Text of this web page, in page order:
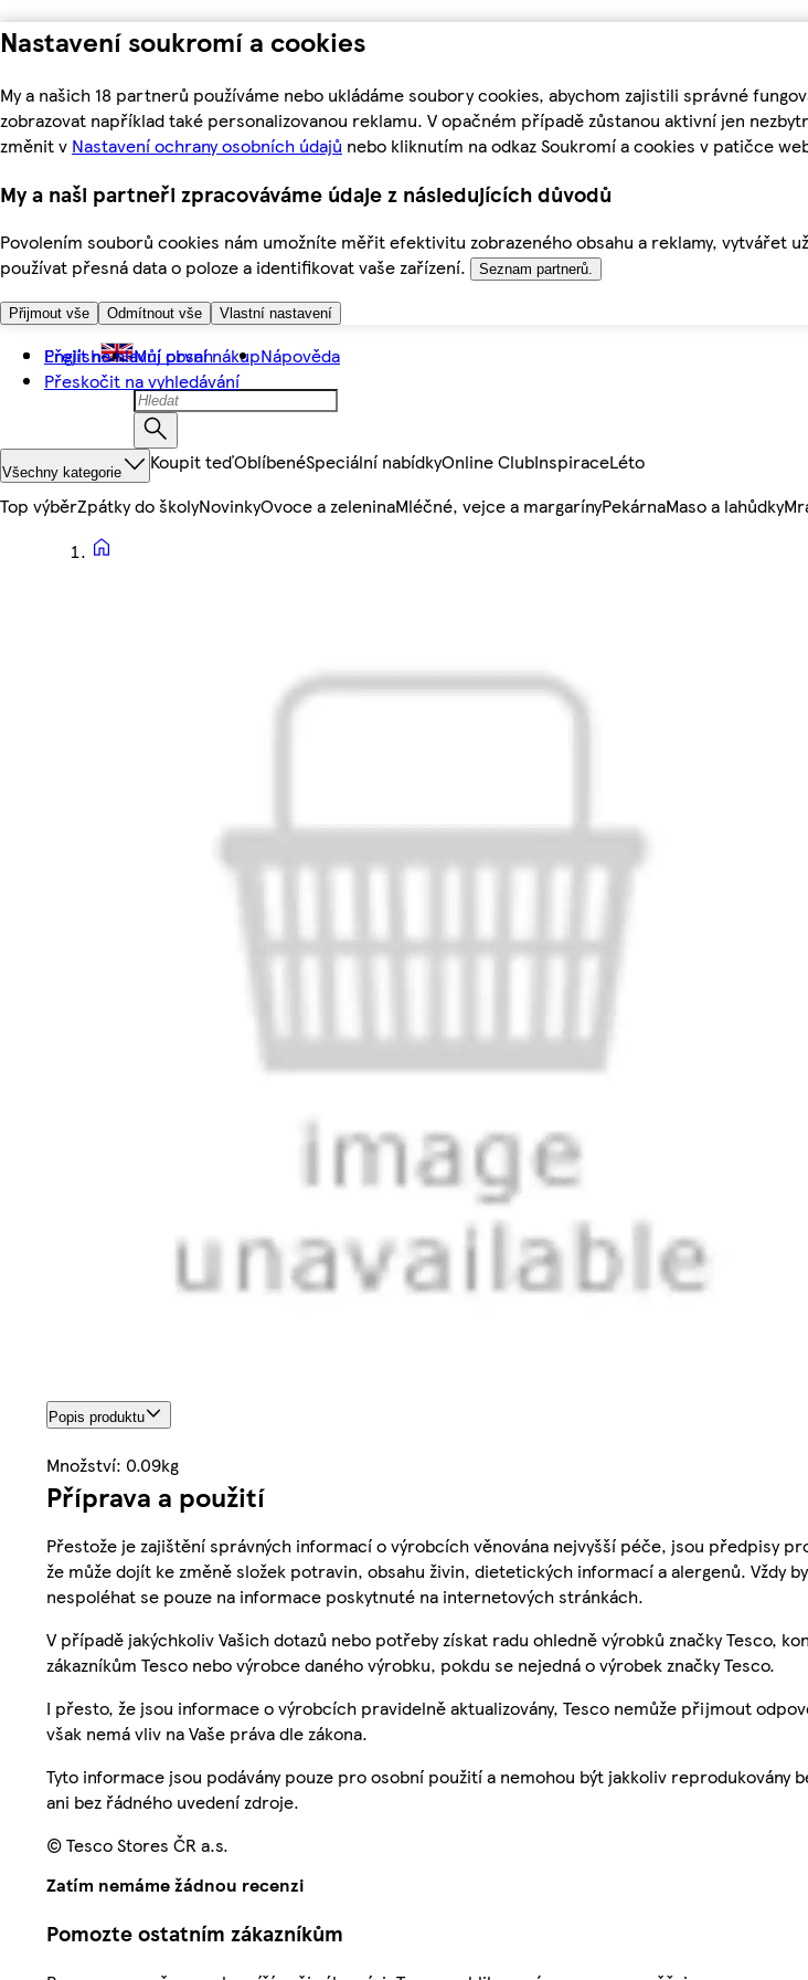
Nastavení soukromí a cookies
My a našich 18 partnerů používáme nebo ukládáme soubory cookies, abychom zajistili správné
zobrazovat například také personalizovanou reklamu. V opačném případě zůstanou aktivní jen
změnit v Nastavení ochrany osobních údajů nebo kliknutím na odkaz Soukromí a cookies v patičce
My a naši partneři zpracováváme údaje z následujících důvodů
Povolením souborů cookies nám umožníte měřit efektivitu zobrazeného obsahu a reklamy,
používat přesná data o poloze a identifikovat vaše zařízení.
Seznam partnerů.
Přijmout vše Odmítnout vše Vlastní nastavení
Přejít na hlavní obsah
Přeskočit na vyhledávání
English Můj první nákupNápověda
Všechny kategorie Koupit teďOblíbenéSpeciální nabídkyOnline ClubInspiraceLéto
Top výběrZpátky do školyNovinkyOvoce a zeleninaMléčné, vejce a margarínyPekárnaMaso a lahůdky
Popis produktu
Množství: 0.09kg
Příprava a použití
Přestože je zajištění správných informací o výrobcích věnována nejvyšší péče, jsou předpisy
že může dojít ke změně složek potravin, obsahu živin, dietetických informací a alergenů. Vždy
nespoléhat se pouze na informace poskytnuté na internetových stránkách.
V případě jakýchkoliv Vašich dotazů nebo potřeby získat radu ohledně výrobků značky Tesco,
zákazníkům Tesco nebo výrobce daného výrobku, pokdu se nejedná o výrobek značky Tesco.
I přesto, že jsou informace o výrobcích pravidelně aktualizovány, Tesco nemůže přijmout
však nemá vliv na Vaše práva dle zákona.
Tyto informace jsou podávány pouze pro osobní použití a nemohou být jakkoliv reprodukovány
ani bez řádného uvedení zdroje.
© Tesco Stores ČR a.s.
Zatím nemáme žádnou recenzi
Pomozte ostatním zákazníkům